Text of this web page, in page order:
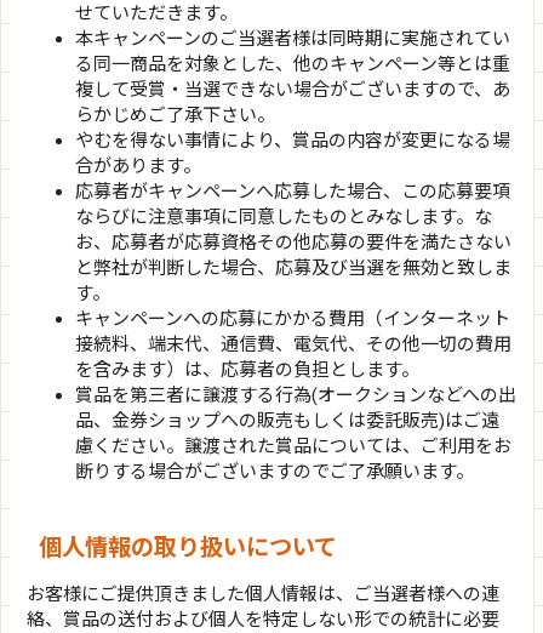
せていただきます。
本キャンペーンのご当選者様は同時期に実施されてい
る同一商品を対象とした、他のキャンペーン等とは重
複して受賞・当選できない場合がございますので、あ
らかじめご了承下さい。
やむを得ない事情により、賞品の内容が変更になる場
合があります。
応募者がキャンペーンへ応募した場合、この応募要項
ならびに注意事項に同意したものとみなします。な
お、応募者が応募資格その他応募の要件を満たさない
と弊社が判断した場合、応募及び当選を無効と致しま
す。
キャンペーンへの応募にかかる費用（インターネット
接続料、端末代、通信費、電気代、その他一切の費用
を含みます）は、応募者の負担とします。
賞品を第三者に譲渡する行為(オークションなどへの出
品、金券ショップへの販売もしくは委託販売)はご遠
慮ください。譲渡された賞品については、ご利用をお
断りする場合がございますのでご了承願います。
個人情報の取り扱いについて
お客様にご提供頂きました個人情報は、ご当選者様への連
絡、賞品の送付および個人を特定しない形での統計に必要